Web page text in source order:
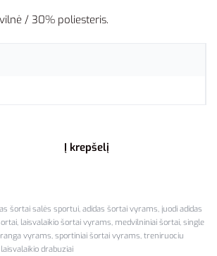
/ 30% poliesteris.
Į krepšelį
šortai salės sportui, adidas šortai vyrams, juodi adidas
, laisvalaikio šortai vyrams, medvilniniai šortai, single
vyrams, sportiniai šortai vyrams, treniruociu
drabuziai